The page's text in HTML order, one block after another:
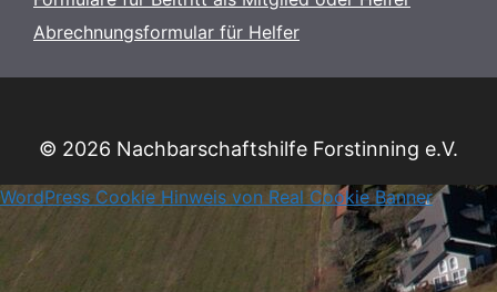
Abrechnungsformular für Helfer
© 2026 Nachbarschaftshilfe Forstinning e.V.
WordPress Cookie Hinweis von Real Cookie Banner